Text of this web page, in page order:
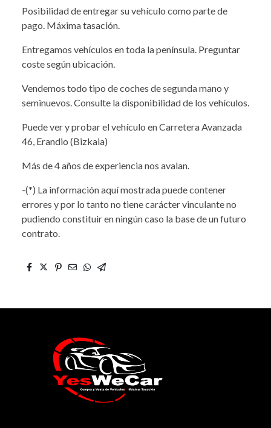
Posibilidad de entregar su vehículo como parte de
pago. Máxima tasación.
Entregamos vehículos en toda la península. Preguntar
coste según ubicación.
Vendemos todo tipo de coches de segunda mano y
seminuevos. Consulte la disponibilidad de los vehículos.
Puede ver y probar el vehículo en Carretera Avanzada
46, Erandio (Bizkaia)
Más de 4 años de experiencia nos avalan.
-(*) La información aquí mostrada puede contener
errores y por lo tanto no tiene carácter vinculante no
pudiendo constituir en ningún caso la base de un futuro
contrato.